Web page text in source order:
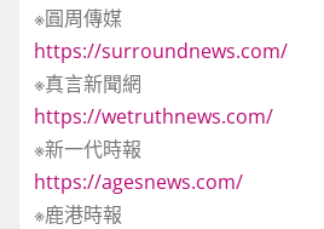
※圓周傳媒
https://surroundnews.com/
※真言新聞網
https://wetruthnews.com/
※新一代時報
https://agesnews.com/
※鹿港時報